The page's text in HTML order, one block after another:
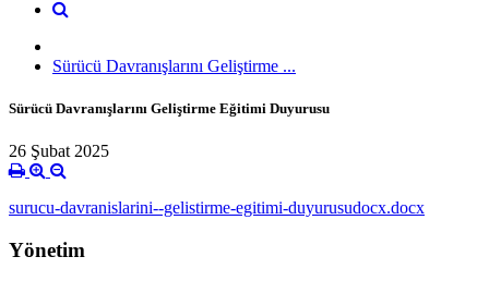
Sürücü Davranışlarını Geliştirme ...
Sürücü Davranışlarını Geliştirme Eğitimi Duyurusu
26 Şubat 2025
surucu-davranislarini--gelistirme-egitimi-duyurusudocx.docx
Yönetim